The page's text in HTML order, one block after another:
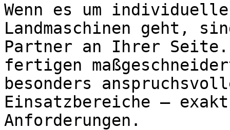
Wenn es um
Landmaschinen geht,
Partner an Ihrer
fertigen
besonders
Einsatzbereiche –
Anforderungen.